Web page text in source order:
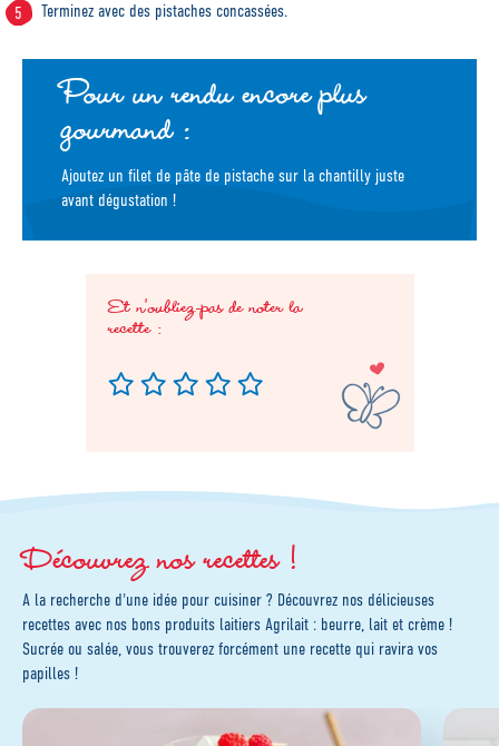
Terminez avec des pistaches concassées.
Pour un rendu encore plus
gourmand :
Ajoutez un filet de pâte de pistache sur la chantilly juste
avant dégustation !
Et n'oubliez-pas de noter la
recette :
Découvrez nos recettes !
A la recherche d'une idée pour cuisiner ? Découvrez nos délicieuses
recettes avec nos bons produits laitiers Agrilait : beurre, lait et crème !
Sucrée ou salée, vous trouverez forcément une recette qui ravira vos
papilles !